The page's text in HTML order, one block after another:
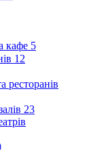
кафе 5
12
ресторанів
23